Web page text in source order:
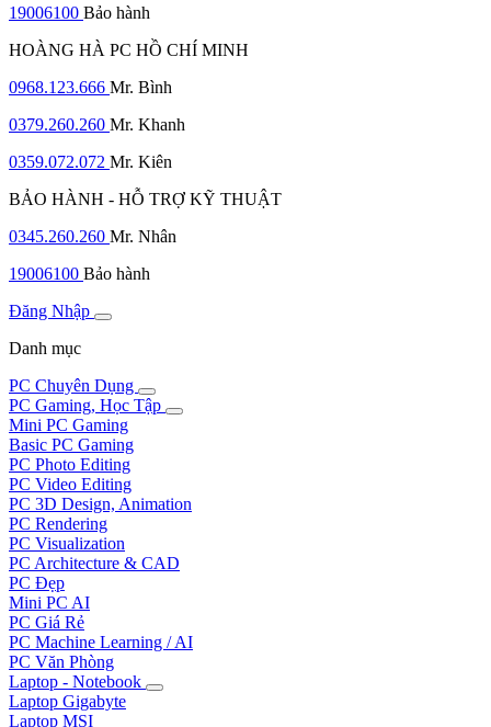
19006100 Bảo hành
HOÀNG HÀ PC HỒ CHÍ MINH
0968.123.666 Mr. Bình
0379.260.260 Mr. Khanh
0359.072.072 Mr. Kiên
BẢO HÀNH - HỖ TRỢ KỸ THUẬT
0345.260.260 Mr. Nhân
19006100 Bảo hành
Đăng Nhập
Danh mục
PC Chuyên Dụng
PC Gaming, Học Tập
Mini PC Gaming
Basic PC Gaming
PC Photo Editing
PC Video Editing
PC 3D Design, Animation
PC Rendering
PC Visualization
PC Architecture & CAD
PC Đẹp
Mini PC AI
PC Giá Rẻ
PC Machine Learning / AI
PC Văn Phòng
Laptop - Notebook
Laptop Gigabyte
Laptop MSI